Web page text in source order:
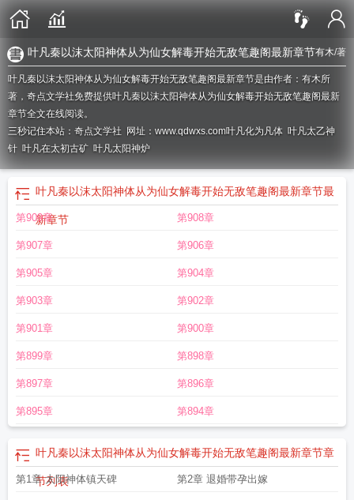
有木/著
叶凡秦以沫太阳神体从为仙女解毒开始无敌笔趣阁最新章节
叶凡秦以沫太阳神体从为仙女解毒开始无敌笔趣阁最新章节是由作者：有木所
著，奇点文学社免费提供叶凡秦以沫太阳神体从为仙女解毒开始无敌笔趣阁最新
章节全文在线阅读。
三秒记住本站：奇点文学社 网址：www.qdwxs.com叶凡化为凡体 叶凡太乙神
针 叶凡在太初古矿 叶凡太阳神炉
叶凡秦以沫太阳神体从为仙女解毒开始无敌笔趣阁最新章节最
新章节
第909章 第908章
第907章 第906章
第905章 第904章
第903章 第902章
第901章 第900章
第899章 第898章
第897章 第896章
第895章 第894章
叶凡秦以沫太阳神体从为仙女解毒开始无敌笔趣阁最新章节章
节列表
第1章 太阳神体镇天碑 第2章 退婚带孕出嫁